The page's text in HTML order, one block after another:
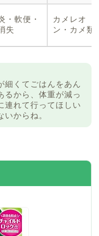
・軟便・
失
カメレオ
ン・カメ類
細くてごはんをあん
るから、体重が減っ
連れて行ってほしい
いからね。